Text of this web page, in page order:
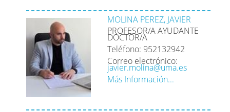
MOLINA PEREZ, JAVIER
PROFESOR/A AYUDANTE
DOCTOR/A
Teléfono: 952132942
Correo electrónico:
javier.molina@uma.es
Más Información...